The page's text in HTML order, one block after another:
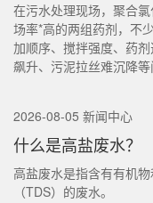
在污水处理现场，聚合
场率*高的两组药剂，不
加顺序、搅拌强度、药
飙升、污泥拉丝难沉降等
2026-08-05 新闻中心
什么是高盐废水？
高盐废水是指含有有机
（TDS）的废水。